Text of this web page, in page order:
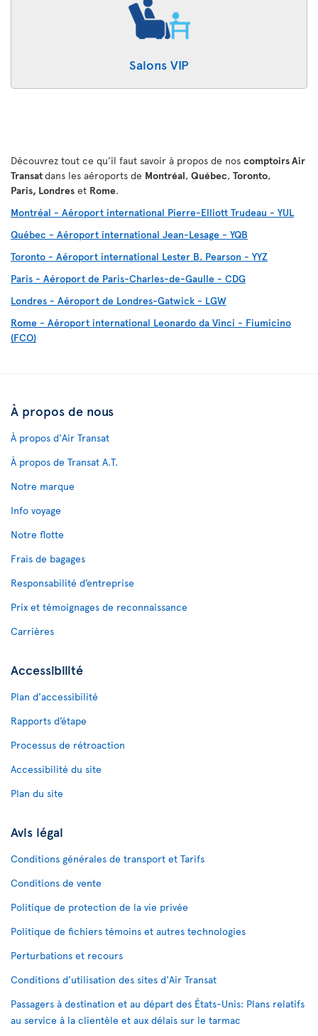
Salons VIP
Découvrez tout ce qu’il faut savoir à propos de nos comptoirs Air
Transatdans les aéroports de Montréal, Québec, Toronto,
Paris, Londres et Rome.
Montréal - Aéroport international Pierre-Elliott Trudeau - YUL
Québec - Aéroport international Jean-Lesage - YQB
Toronto - Aéroport international Lester B. Pearson - YYZ
Paris - Aéroport de Paris-Charles-de-Gaulle - CDG
Londres - Aéroport de Londres-Gatwick - LGW
Rome - Aéroport international Leonardo da Vinci - Fiumicino
(FCO)
À propos de nous
À propos d'Air Transat
À propos de Transat A.T.
Notre marque
Info voyage
Notre flotte
Frais de bagages
Responsabilité d’entreprise
Prix et témoignages de reconnaissance
Carrières
Accessibilité
Plan d'accessibilité
Rapports d’étape
Processus de rétroaction
Accessibilité du site
Plan du site
Avis légal
Conditions générales de transport et Tarifs
Conditions de vente
Politique de protection de la vie privée
Politique de fichiers témoins et autres technologies
Perturbations et recours
Conditions d’utilisation des sites d'Air Transat
Passagers à destination et au départ des États-Unis: Plans relatifs
au service à la clientèle et aux délais sur le tarmac